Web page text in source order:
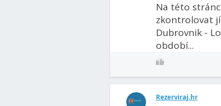
Na této
zkontrolovat
Dubrovnik -
období...
Rezerviraj.hr